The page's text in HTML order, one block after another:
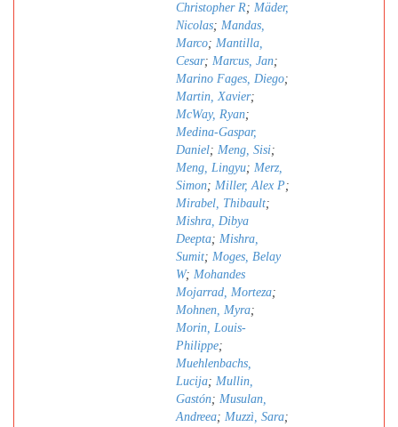
Christopher R; Mäder,
Nicolas; Mandas,
Marco; Mantilla,
Cesar; Marcus, Jan;
Marino Fages, Diego;
Martin, Xavier;
McWay, Ryan;
Medina-Gaspar,
Daniel; Meng, Sisi;
Meng, Lingyu; Merz,
Simon; Miller, Alex P;
Mirabel, Thibault;
Mishra, Dibya
Deepta; Mishra,
Sumit; Moges, Belay
W; Mohandes
Mojarrad, Morteza;
Mohnen, Myra;
Morin, Louis-
Philippe;
Muehlenbachs,
Lucija; Mullin,
Gastón; Musulan,
Andreea; Muzzì, Sara;